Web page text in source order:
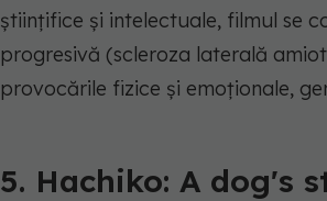
științifice și intelectuale, filmul se
progresivă (scleroza laterală
provocările fizice și emoționale,
5. Hachiko: A dog's